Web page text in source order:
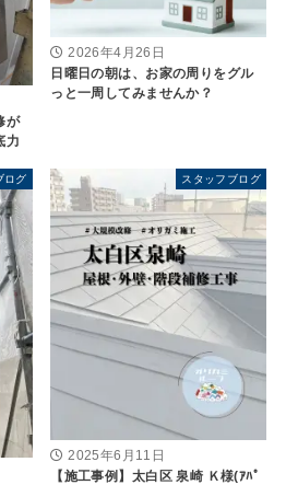
が
力
2026年4月26日
日曜日の朝は、お家の周りをグル
っと一周してみませんか？
ログ スタッフブログ
2025年6月11日
【施工事例】太白区 泉崎 Ｋ様(ｱﾊﾟ